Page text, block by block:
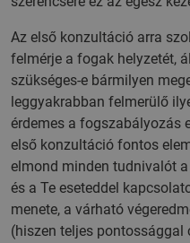
Az első konzultáció arra
felmérje a fogak helyzetét,
szükséges-e bármilyen
leggyakrabban felmerülő
érdemes a fogszabályozás
első konzultáció fontos
elmond minden tudnivalót
és a Te eseteddel
menete, a várható
(hiszen teljes